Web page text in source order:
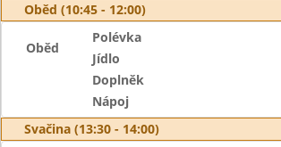
Oběd (10:45 - 12:00)
Oběd
Polévka
Jídlo
Doplněk
Nápoj
Svačina (13:30 - 14:00)